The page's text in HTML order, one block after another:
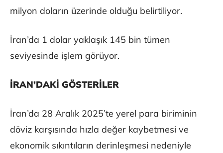
milyon doların üzerinde olduğu belirtiliyor.
İran’da 1 dolar yaklaşık 145 bin tümen
seviyesinde işlem görüyor.
İRAN’DAKİ GÖSTERİLER
İran’da 28 Aralık 2025’te yerel para biriminin
döviz karşısında hızla değer kaybetmesi ve
ekonomik sıkıntıların derinleşmesi nedeniyle